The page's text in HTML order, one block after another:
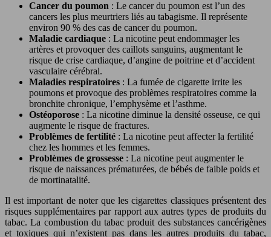
Cancer du poumon : Le cancer du poumon est l’un des
cancers les plus meurtriers liés au tabagisme. Il représente
environ 90 % des cas de cancer du poumon.
Maladie cardiaque : La nicotine peut endommager les
artères et provoquer des caillots sanguins, augmentant le
risque de crise cardiaque, d’angine de poitrine et d’accident
vasculaire cérébral.
Maladies respiratoires : La fumée de cigarette irrite les
poumons et provoque des problèmes respiratoires comme la
bronchite chronique, l’emphysème et l’asthme.
Ostéoporose : La nicotine diminue la densité osseuse, ce qui
augmente le risque de fractures.
Problèmes de fertilité : La nicotine peut affecter la fertilité
chez les hommes et les femmes.
Problèmes de grossesse : La nicotine peut augmenter le
risque de naissances prématurées, de bébés de faible poids et
de mortinatalité.
Il est important de noter que les cigarettes classiques présentent des
risques supplémentaires par rapport aux autres types de produits du
tabac. La combustion du tabac produit des substances cancérigènes
et toxiques qui n’existent pas dans les autres produits du tabac,